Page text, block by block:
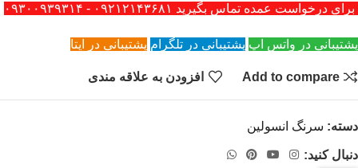
برای درخواست عمده تماس بگیرید ۰۹۲۱۲۱۴۳۶۸۱ - ۰۹۳۰۰۹۳۹۳۱۴
پشتیبانی در واتس اپ پشتیبانی در تلگرام پشتیبانی در ایتا
Add to compare افزودن به علاقه مندی
دسته: سرنگ انسولین
دنبال کنید: